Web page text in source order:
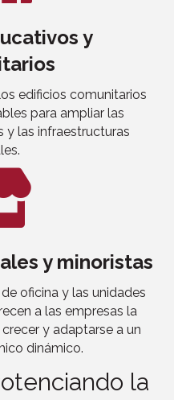
y
edificios comunitarios
para ampliar las
y las infraestructuras
y minoristas
oficina y las unidades
a las empresas la
y adaptarse a un
dinámico.
la